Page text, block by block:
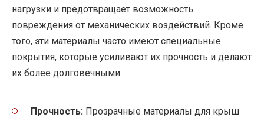
нагрузки и предотвращает возможность
повреждения от механических воздействий. Кроме
того, эти материалы часто имеют специальные
покрытия, которые усиливают их прочность и делают
их более долговечными.
Прочность: Прозрачные материалы для крыш